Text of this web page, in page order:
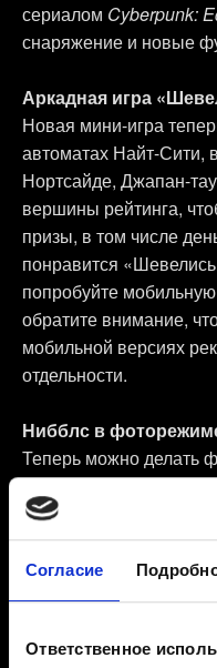
Согласие
Ответственное
сериалом Cyberpunk:
снаряжение и новые
Аркадная игра
Новая мини-игра
автоматах Найт-Сити,
Нортсайде, Джапан-
вершины рейтинга,
призы, в том числе
понравится
попробуйте
обратите внимание,
мобильной версиях
отдельности.
Нибблс в
Теперь можно делать
фоторежиме! Войдите
закладку «Поза» и
«Персонажи». Учтите,
только после того,
квартиру Ви.